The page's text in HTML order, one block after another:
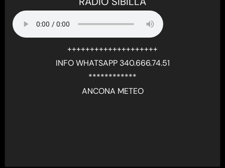
++++++++++++++++++++
INFO WHATSAPP 340.666.74.51
************
ANCONA METEO